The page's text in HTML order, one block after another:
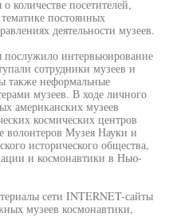
количестве посетителей,
постоянных
деятельности музеев.
интервьюирование
сотрудники музеев и
также неформальные
музеев. В ходе личного
американских музеев
космических центров
волонтеров Музея Науки и
исторического общества,
и космонавтики в Нью-
сети INTERNET-сайты
музеев космонавтики,